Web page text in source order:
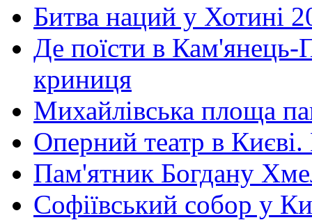
Битва наций у Хотині
Де поїсти в Кам'янець-
криниця
Михайлівська площа
Оперний театр в
Пам'ятник Богдану
Софіївський собор у